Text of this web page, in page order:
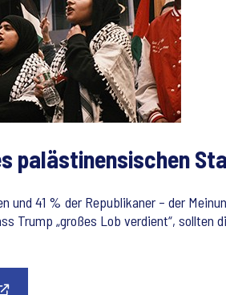
palästinensischen
41 % der Republikaner – der
Trump „großes Lob verdient“, sollten